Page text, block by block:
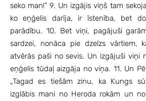
seko man!” 9. Un izgājis viņš tam
ko eņģelis darīja, ir īstenība, bet
parādību. 10. Bet viņi, pagājuši
sardzei, nonāca pie dzelzs vārtiem,
atvērās paši no sevis. Un izgājuši viņi
eņģelis tūdaļ aizgāja no viņa. 11. Un
„Tagad es tiešām zinu, ka Kungs
izglābis mani no Heroda rokām un